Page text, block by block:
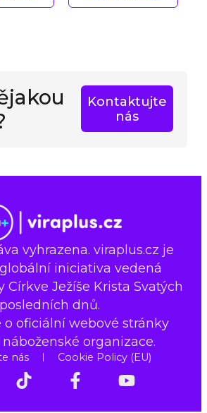
Kontaktujte
nás
vyhrazena. viraplus.cz je
iniciativa vedená
Církve Ježíše Krista Svatých
posledních dnů.
o oficiální webové stránky
organizace.
nás Cookie Policy (EU)